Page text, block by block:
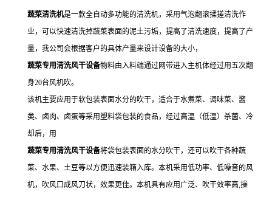
蔬菜清洗机是一款全自动多功能的清洗机，采用气泡翻滚揉搓清洗作
业，可以快速清洗掉蔬菜表面的泥土污垢，提高了清洗速度，提高了产
量，我公司会根据客户的具体产量来设计设备的大小，
蔬菜专用清洗风干设备物料由入料端通过网带进入主机体经过用五次翻
身20台风机吹。
该机主要应用于软包装表面水分的吹干，适合于水煮菜、调味菜、酱
类、卤肉、卤蛋等采用塑料袋包装的食品，经过高温（低温）杀菌、冷
却后，用
蔬菜专用清洗风干设备将袋包装表面的水分吹干，还可以吹干各种蔬
菜、水果、土豆等以方便迅速装箱入库。本机采用低功率、低噪音的风
机，吹风口成风刀状，效果更佳。本机具有应用广泛、吹干效率高,操